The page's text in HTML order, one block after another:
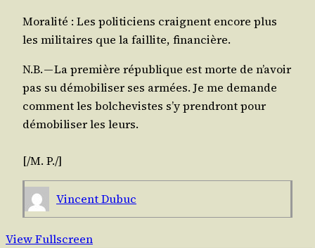
Mora­li­té : Les poli­ti­ciens craignent encore plus
les mili­taires que la faillite, financière.
N.B. — La pre­mière répu­blique est morte de n’avoir
pas su démo­bi­li­ser ses armées. Je me demande
com­ment les bol­che­vistes s’y pren­dront pour
démo­bi­li­ser les leurs.
[/​M. P./]
Vincent Dubuc
View Fullscreen